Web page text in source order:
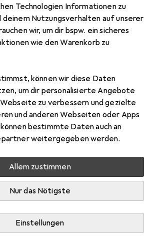
Technologien Informationen zu
deinem Nutzungsverhalten auf unserer
wir, um dir bspw. ein sicheres
wie den Warenkorb zu
können wir diese Daten
um dir personalisierte Angebote
zu verbessern und gezielte
und anderen Webseiten oder Apps
bestimmte Daten auch an
weitergegeben werden.
Allem zustimmen
Nur das Nötigste
Einstellungen
16 Bilder
Ball
Lager
für genaue Lieferzeit
In den Warenkorb